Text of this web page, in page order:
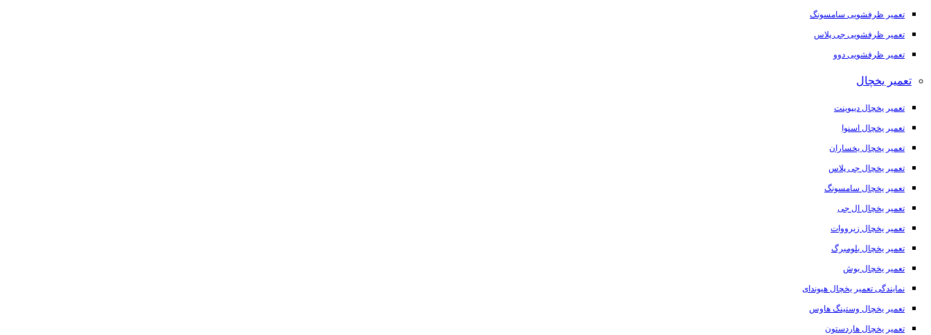
تعمیر ظرفشویی سامسونگ
تعمیر ظرفشویی جی پلاس
تعمیر ظرفشویی دوو
تعمیر یخچال
تعمیر یخچال دیپوینت
تعمیر یخچال اسنوا
تعمیر یخچال یخساران
تعمیر یخچال جی پلاس
تعمیر یخچال سامسونگ
تعمیر یخچال ال جی
تعمیر یخچال زیرووات
تعمیر یخچال بلومبرگ
تعمیر یخچال بوش
نمایندگی تعمیر یخچال هیوندای
تعمیر یخچال وستینگ هاوس
تعمیر یخچال هاردستون